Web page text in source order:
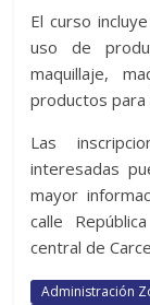
El curso
uso de
maquillaje,
productos
Las
interesadas
mayor
calle
central de
Administración